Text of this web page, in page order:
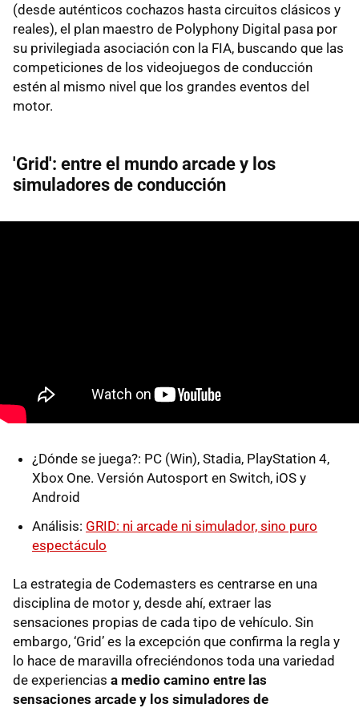
(desde auténticos cochazos hasta circuitos clásicos y
reales), el plan maestro de Polyphony Digital pasa por
su privilegiada asociación con la FIA, buscando que las
competiciones de los videojuegos de conducción
estén al mismo nivel que los grandes eventos del
motor.
'Grid': entre el mundo arcade y los
simuladores de conducción
¿Dónde se juega?: PC (Win), Stadia, PlayStation 4,
Xbox One. Versión Autosport en Switch, iOS y
Android
Análisis: GRID: ni arcade ni simulador, sino puro
espectáculo
La estrategia de Codemasters es centrarse en una
disciplina de motor y, desde ahí, extraer las
sensaciones propias de cada tipo de vehículo. Sin
embargo, ‘Grid’ es la excepción que confirma la regla y
lo hace de maravilla ofreciéndonos toda una variedad
de experiencias a medio camino entre las
sensaciones arcade y los simuladores de